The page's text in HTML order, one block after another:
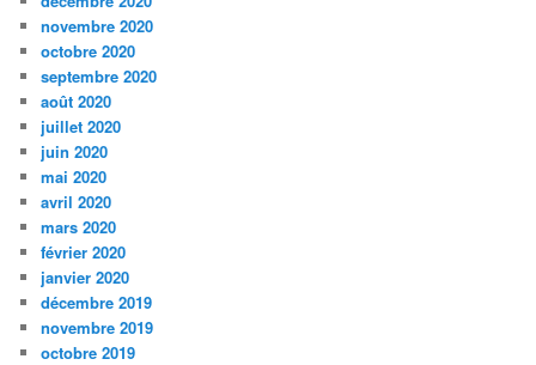
novembre 2020
octobre 2020
septembre 2020
août 2020
juillet 2020
juin 2020
mai 2020
avril 2020
mars 2020
février 2020
janvier 2020
décembre 2019
novembre 2019
octobre 2019